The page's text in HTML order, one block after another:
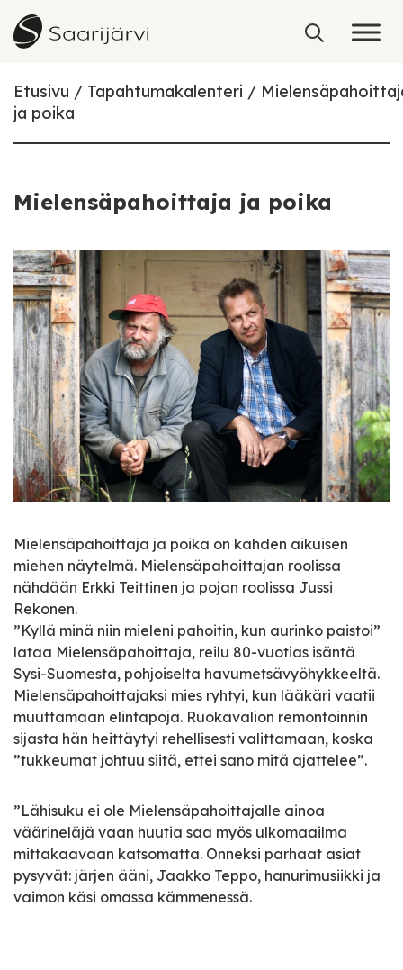
Skip to content
Etusivu Tapahtumakalenteri
ja poika
Mielensäpahoittaja ja poika
Mielensäpahoittaja ja poika on kahden aikuisen
miehen näytelmä. Mielensäpahoittajan roolissa
nähdään Erkki Teittinen ja pojan roolissa Jussi
Rekonen.
”Kyllä minä niin mieleni pahoitin, kun aurinko paistoi”
lataa Mielensäpahoittaja, reilu 80-vuotias isäntä
Sysi-Suomesta, pohjoiselta havumetsävyöhykkeeltä.
Mielensäpahoittajaksi mies ryhtyi, kun lääkäri vaatii
muuttamaan elintapoja. Ruokavalion remontoinnin
sijasta hän heittäytyi rehellisesti valittamaan, koska
”tukkeumat johtuu siitä, ettei sano mitä ajattelee”.
”Lähisuku ei ole Mielensäpahoittajalle ainoa
väärineläjä vaan huutia saa myös ulkomaailma
mittakaavaan katsomatta. Onneksi parhaat asiat
pysyvät: järjen ääni, Jaakko Teppo, hanurimusiikki ja
vaimon käsi omassa kämmenessä.